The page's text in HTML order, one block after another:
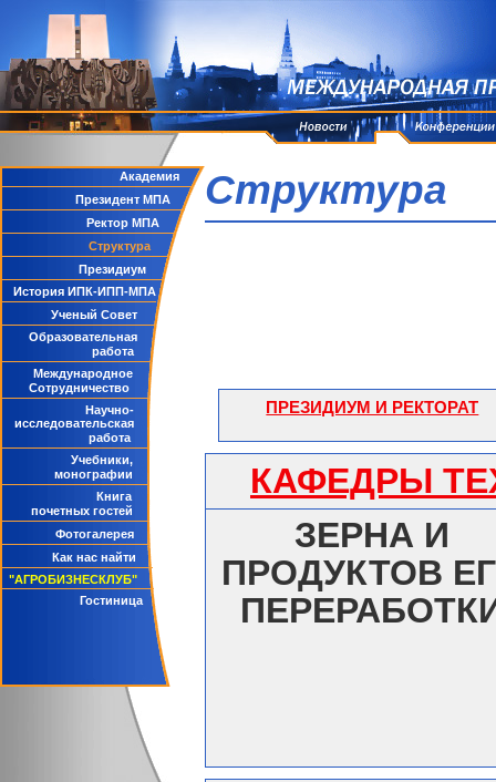
Академия
Президент МПА
Ректор МПА
Структура
Президиум
История ИПК-ИПП-МПА
Ученый Совет
Образовательная
работа
Международное
Сотрудничество
Научно-
исследовательская
работа
Учебники,
монографии
Книга
почетных гостей
Фотогалерея
Как нас найти
"АГРОБИЗНЕСКЛУБ"
Гостиница
Структура
ПРЕЗИДИУМ И РЕКТОРАТ
КАФЕДРЫ
ЗЕРНА И
ПРОДУКТОВ